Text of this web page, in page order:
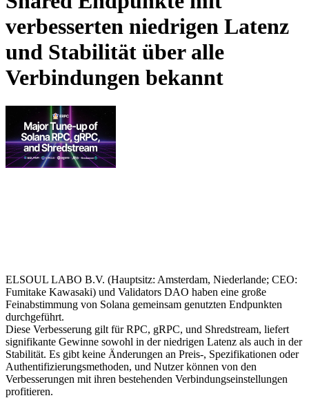
verbesserten niedrigen Latenz
und Stabilität über alle
Verbindungen bekannt
ELSOUL LABO B.V. (Hauptsitz: Amsterdam, Niederlande; CEO:
Fumitake Kawasaki) und Validators DAO haben eine große
Feinabstimmung von Solana gemeinsam genutzten Endpunkten
durchgeführt.
Diese Verbesserung gilt für RPC, gRPC, und Shredstream, liefert
signifikante Gewinne sowohl in der niedrigen Latenz als auch in der
Stabilität. Es gibt keine Änderungen an Preis-, Spezifikationen oder
Authentifizierungsmethoden, und Nutzer können von den
Verbesserungen mit ihren bestehenden Verbindungseinstellungen
profitieren.